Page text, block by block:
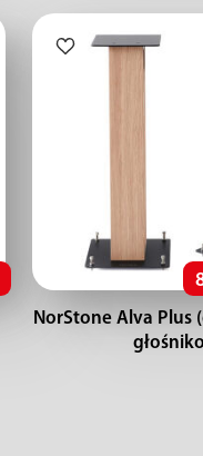
NorStone Alva Plus